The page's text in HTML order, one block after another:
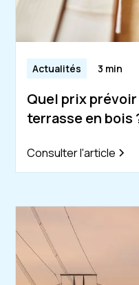
Actualités 3 min
Quel prix
terrasse en bois
Consulter l'article